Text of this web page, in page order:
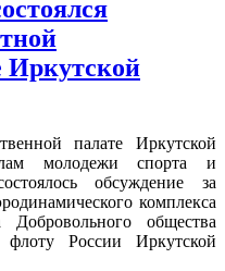
Иркутской
палате Иркутской
молодежи спорта и
обсуждение за
комплекса
общества
России Иркутской